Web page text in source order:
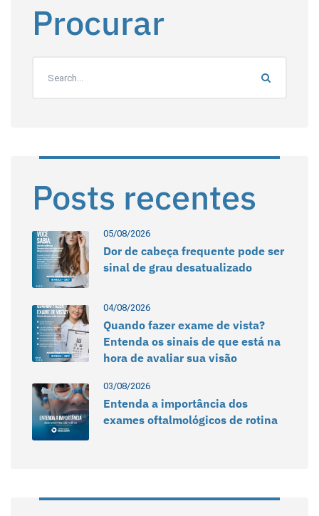
Procurar
Posts recentes
05/08/2026
Dor de cabeça frequente pode ser
sinal de grau desatualizado
04/08/2026
Quando fazer exame de vista?
Entenda os sinais de que está na
hora de avaliar sua visão
03/08/2026
Entenda a importância dos
exames oftalmológicos de rotina